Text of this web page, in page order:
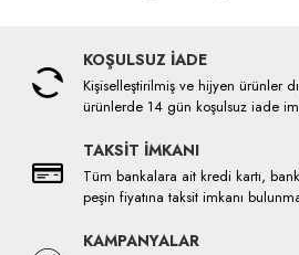
KOŞULSUZ İADE
Kişiselleştirilmiş ve hijyen ürünler
ürünlerde 14 gün koşulsuz iade
TAKSİT İMKANI
Tüm bankalara ait kredi kartı,
peşin fiyatına taksit imkanı
KAMPANYALAR